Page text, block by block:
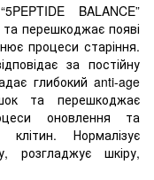
BALANCE”
перешкоджає появі
процеси старіння.
за постійну
глибокий anti-age
та перешкоджає
оновлення та
клітин. Нормалізує
розгладжує шкіру,